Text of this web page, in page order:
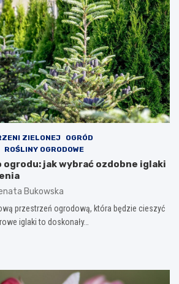
ZIELONEJ
OGRÓD
ROŚLINY OGRODOWE
ogrodu: jak wybrać ozdobne iglaki
Bukowska
przestrzeń ogrodową, która będzie cieszyć
iglaki to doskonały…